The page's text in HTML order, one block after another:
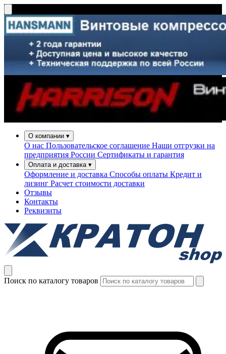
О компании ▾
О нас Пользовательское соглашение Наши отгрузки на
предприятия России Сертификаты и гарантия
Оплата и доставка ▾
Оформление и доставка Способы оплаты Кредит и
лизинг Расчет стоимости доставки
Отзывы
Контакты
Реквизиты
Поиск по каталогу товаров